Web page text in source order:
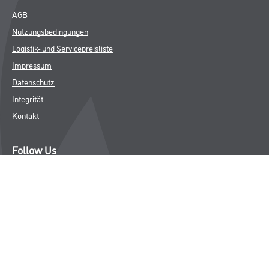
AGB
Nutzungsbedingungen
Logistik- und Servicepreisliste
Impressum
Datenschutz
Integrität
Kontakt
Follow Us